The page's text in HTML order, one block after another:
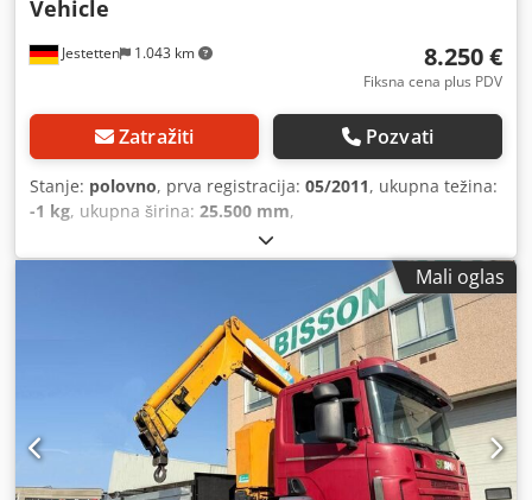
Jestetten 1.043 km
Vehicle
8.250 €
Fiksna cena plus PDV
Zatražiti Pozvati
Stanje: polovno, prva registracija: 05/2011, ukupna težina:
-1 kg, ukupna širina: 25.500 mm,
Mali oglas